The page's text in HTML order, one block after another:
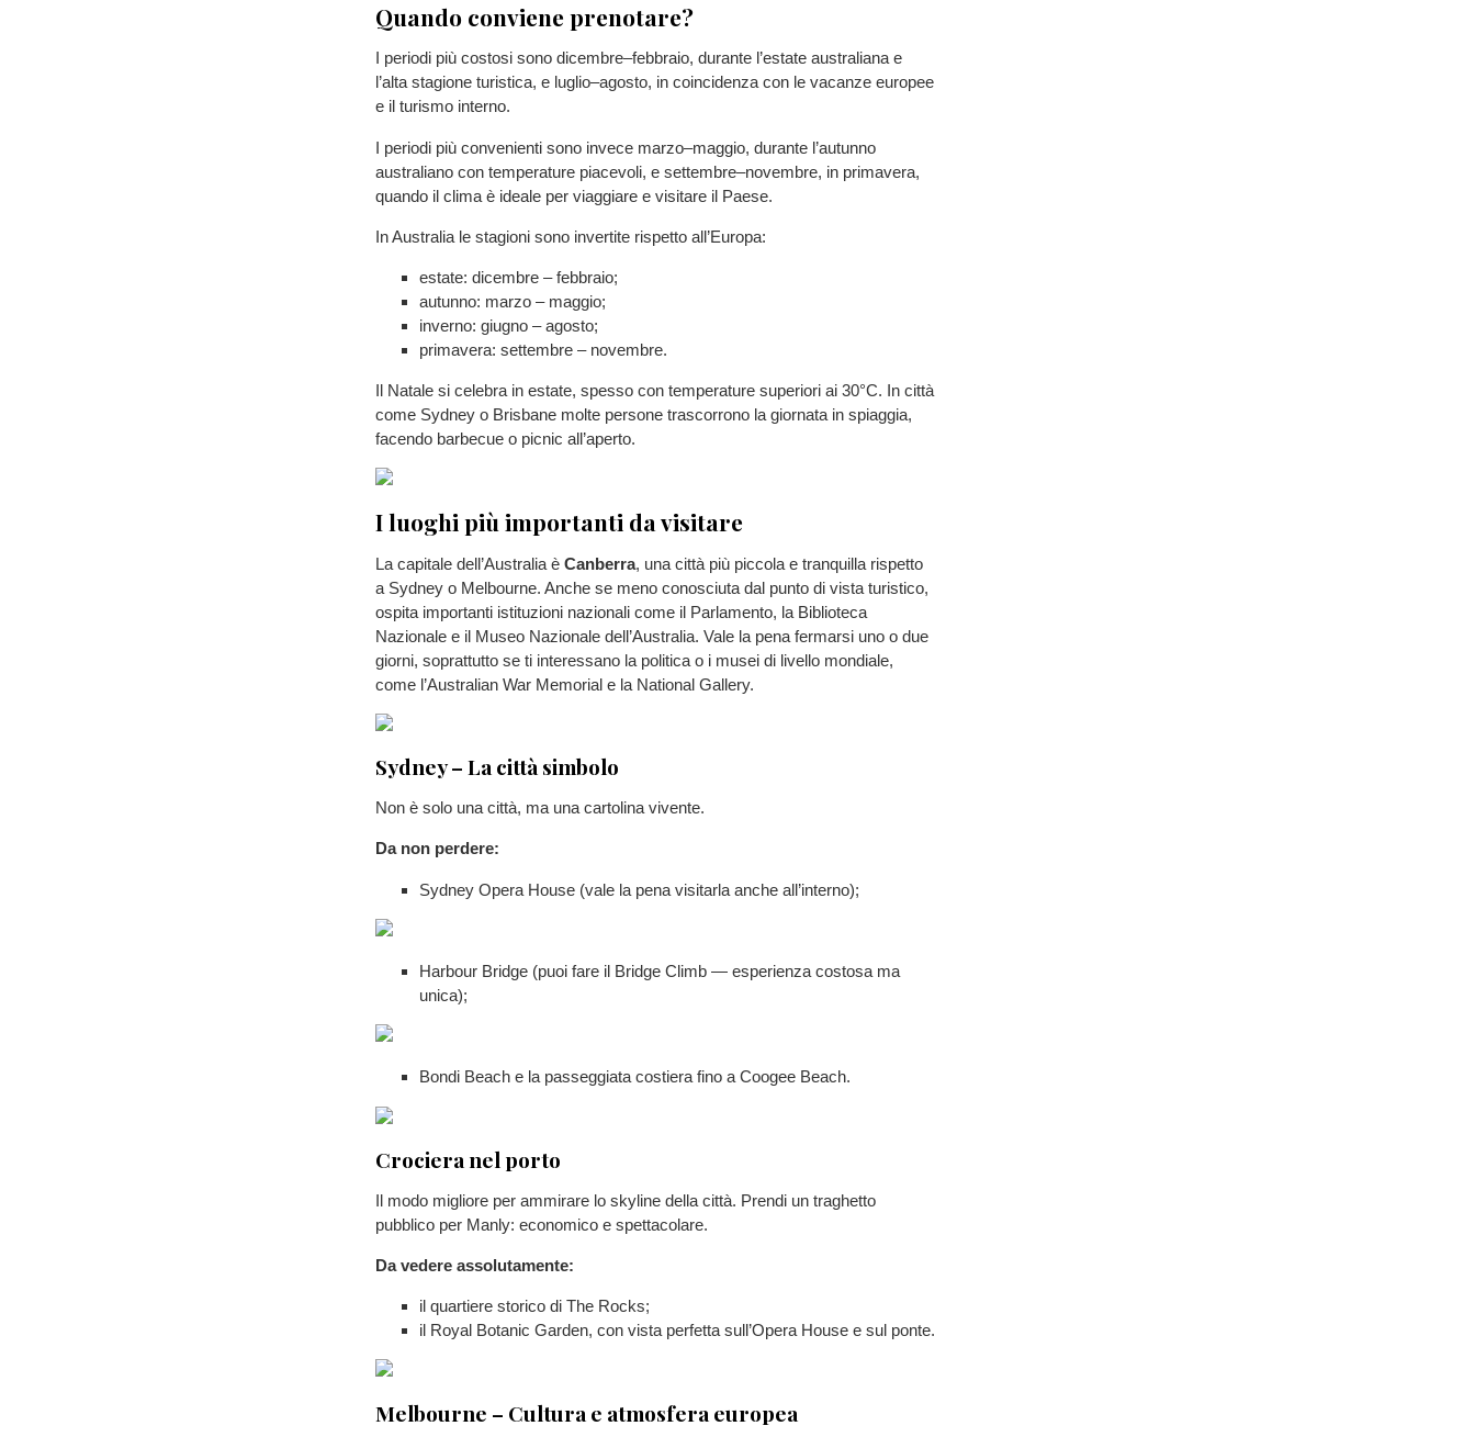
Quando conviene prenotare?
I periodi più costosi sono dicembre–febbraio, durante l’estate australiana e
l’alta stagione turistica, e luglio–agosto, in coincidenza con le vacanze europee
e il turismo interno.
I periodi più convenienti sono invece marzo–maggio, durante l’autunno
australiano con temperature piacevoli, e settembre–novembre, in primavera,
quando il clima è ideale per viaggiare e visitare il Paese.
In Australia le stagioni sono invertite rispetto all’Europa:
estate: dicembre – febbraio;
autunno: marzo – maggio;
inverno: giugno – agosto;
primavera: settembre – novembre.
Il Natale si celebra in estate, spesso con temperature superiori ai 30°C. In città
come Sydney o Brisbane molte persone trascorrono la giornata in spiaggia,
facendo barbecue o picnic all’aperto.
I luoghi più importanti da visitare
La capitale dell’Australia è Canberra, una città più piccola e tranquilla rispetto
a Sydney o Melbourne. Anche se meno conosciuta dal punto di vista turistico,
ospita importanti istituzioni nazionali come il Parlamento, la Biblioteca
Nazionale e il Museo Nazionale dell’Australia. Vale la pena fermarsi uno o due
giorni, soprattutto se ti interessano la politica o i musei di livello mondiale,
come l’Australian War Memorial e la National Gallery.
Sydney – La città simbolo
Non è solo una città, ma una cartolina vivente.
Da non perdere:
Sydney Opera House (vale la pena visitarla anche all’interno);
Harbour Bridge (puoi fare il Bridge Climb — esperienza costosa ma
unica);
Bondi Beach e la passeggiata costiera fino a Coogee Beach.
Crociera nel porto
Il modo migliore per ammirare lo skyline della città. Prendi un traghetto
pubblico per Manly: economico e spettacolare.
Da vedere assolutamente:
il quartiere storico di The Rocks;
il Royal Botanic Garden, con vista perfetta sull’Opera House e sul ponte.
Melbourne – Cultura e atmosfera europea